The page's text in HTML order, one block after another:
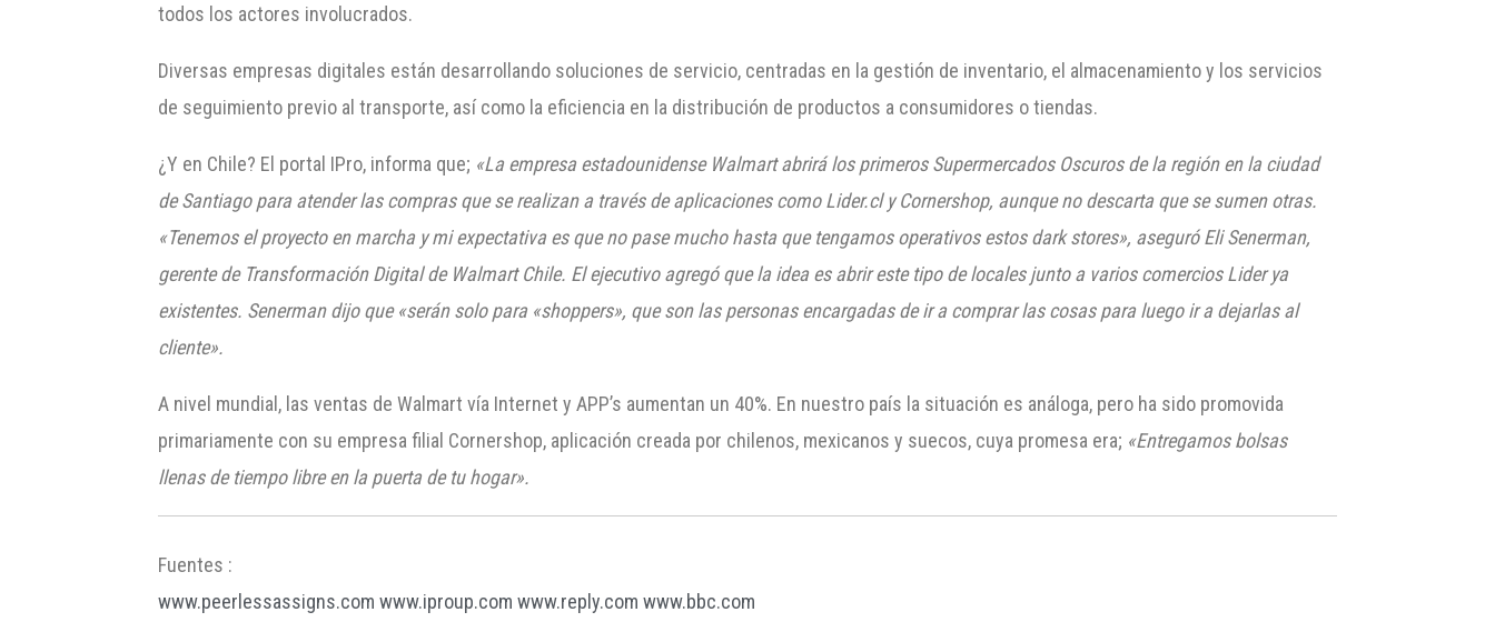
todos los actores involucrados.
Diversas empresas digitales están desarrollando soluciones de servicio, centradas en la gestión de inventario, el almacenamiento y los servicios
de seguimiento previo al transporte, así como la eficiencia en la distribución de productos a consumidores o tiendas.
¿Y en Chile? El portal IPro, informa que; «La empresa estadounidense Walmart abrirá los primeros Supermercados Oscuros de la región en la ciudad
de Santiago para atender las compras que se realizan a través de aplicaciones como Lider.cl y Cornershop, aunque no descarta que se sumen otras.
«Tenemos el proyecto en marcha y mi expectativa es que no pase mucho hasta que tengamos operativos estos dark stores», aseguró Eli Senerman,
gerente de Transformación Digital de Walmart Chile. El ejecutivo agregó que la idea es abrir este tipo de locales junto a varios comercios Lider ya
existentes. Senerman dijo que «serán solo para «shoppers», que son las personas encargadas de ir a comprar las cosas para luego ir a dejarlas al
cliente».
A nivel mundial, las ventas de Walmart vía Internet y APP’s aumentan un 40%. En nuestro país la situación es análoga, pero ha sido promovida
primariamente con su empresa filial Cornershop, aplicación creada por chilenos, mexicanos y suecos, cuya promesa era; «Entregamos bolsas
llenas de tiempo libre en la puerta de tu hogar».
Fuentes :
www.peerlessassigns.com www.iproup.com www.reply.com www.bbc.com